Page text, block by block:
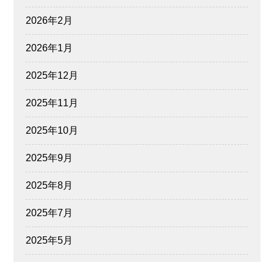
2026年2月
2026年1月
2025年12月
2025年11月
2025年10月
2025年9月
2025年8月
2025年7月
2025年5月